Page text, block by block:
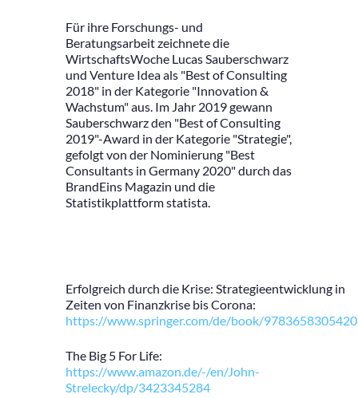
Für ihre Forschungs- und
Beratungsarbeit zeichnete die
WirtschaftsWoche Lucas Sauberschwarz
und Venture Idea als "Best of Consulting
2018" in der Kategorie "Innovation &
Wachstum" aus. Im Jahr 2019 gewann
Sauberschwarz den "Best of Consulting
2019"-Award in der Kategorie "Strategie",
gefolgt von der Nominierung "Best
Consultants in Germany 2020" durch das
BrandEins Magazin und die
Statistikplattform statista.
Erfolgreich durch die Krise: Strategieentwicklung in
Zeiten von Finanzkrise bis Corona:
https://www.springer.com/de/book/9783658305420
The Big 5 For Life:
https://www.amazon.de/-/en/John-
Strelecky/dp/3423345284